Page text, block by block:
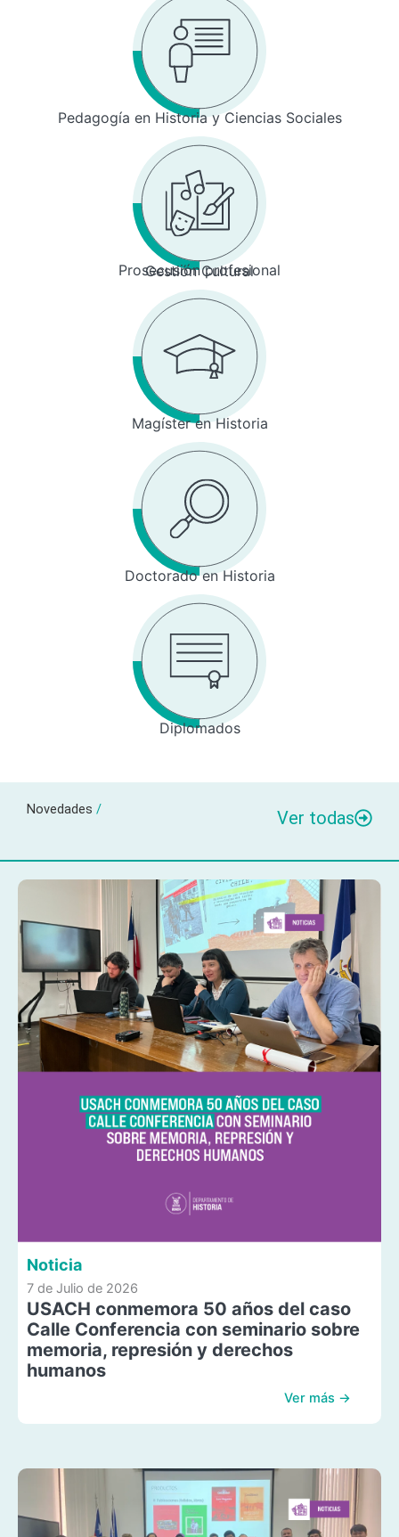
Pedagogía en Historia y Ciencias Sociales
Prosecusión profesional
Gestión Cultural
Magíster en Historia
Doctorado en Historia
Diplomados
Novedades / Ver todas
Noticia
7 de Julio de 2026
USACH conmemora 50 años del caso
Calle Conferencia con seminario sobre
memoria, represión y derechos
humanos
Ver más →